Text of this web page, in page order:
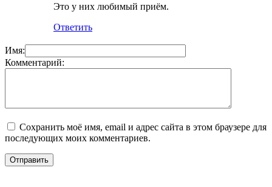
Это у них любимый приём.
Ответить
Имя:
Комментарий:
Сохранить моё имя, email и адрес сайта в этом браузере для
последующих моих комментариев.